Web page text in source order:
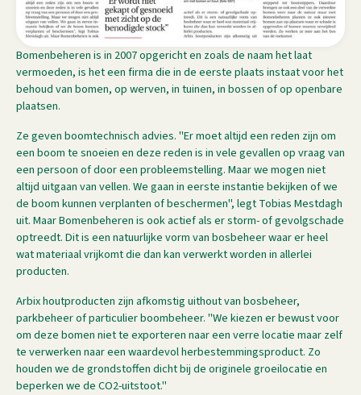
Bomenbeheren is in 2007 opgericht en zoals de naam het laat
vermoeden, is het een firma die in de eerste plaats instaat voor het
behoud van bomen, op werven, in tuinen, in bossen of op openbare
plaatsen.
Ze geven boomtechnisch advies. "Er moet altijd een reden zijn om
een boom te snoeien en deze reden is in vele gevallen op vraag van
een persoon of door een probleemstelling. Maar we mogen niet
altijd uitgaan van vellen. We gaan in eerste instantie bekijken of we
de boom kunnen verplanten of beschermen", legt Tobias Mestdagh
uit. Maar Bomenbeheren is ook actief als er storm- of gevolgschade
optreedt. Dit is een natuurlijke vorm van bosbeheer waar er heel
wat materiaal vrijkomt die dan kan verwerkt worden in allerlei
producten.
Arbix houtproducten zijn afkomstig uithout van bosbeheer,
parkbeheer of particulier boombeheer. "We kiezen er bewust voor
om deze bomen niet te exporteren naar een verre locatie maar zelf
te verwerken naar een waardevol herbestemmingsproduct. Zo
houden we de grondstoffen dicht bij de originele groeilocatie en
beperken we de CO2-uitstoot."